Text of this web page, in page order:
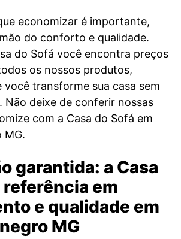
economizar é importante,
do conforto e qualidade.
do Sofá você encontra preços
os nossos produtos,
você transforme sua casa sem
Não deixe de conferir nossas
com a Casa do Sofá em
MG.
garantida: a Casa
referência em
e qualidade em
MG